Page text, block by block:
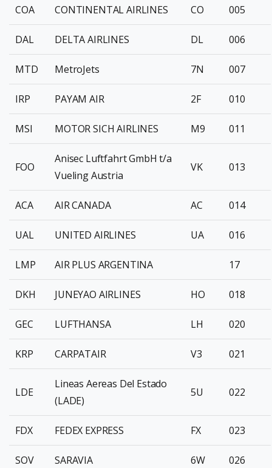
COA CONTINENTAL AIRLINES CO 005
DAL DELTA AIRLINES DL 006
MTD MetroJets 7N 007
IRP PAYAM AIR 2F 010
MSI MOTOR SICH AIRLINES M9 011
FOO
Anisec Luftfahrt GmbH t/a
Vueling Austria
VK 013
ACA AIR CANADA AC 014
UAL UNITED AIRLINES UA 016
LMP AIR PLUS ARGENTINA 17
DKH JUNEYAO AIRLINES HO 018
GEC LUFTHANSA LH 020
KRP CARPATAIR V3 021
LDE
Lineas Aereas Del Estado
(LADE)
5U 022
FDX FEDEX EXPRESS FX 023
SOV SARAVIA 6W 026